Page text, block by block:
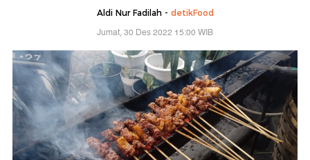
Aldi Nur Fadilah - detikFood
Jumat, 30 Des 2022 15:00 WIB